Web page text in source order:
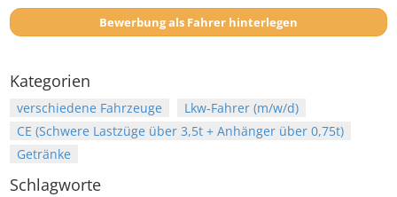
Bewerbung als Fahrer hinterlegen
Kategorien
verschiedene Fahrzeuge
Lkw-Fahrer (m/w/d)
CE (Schwere Lastzüge über 3,5t + Anhänger über 0,75t)
Getränke
Schlagworte